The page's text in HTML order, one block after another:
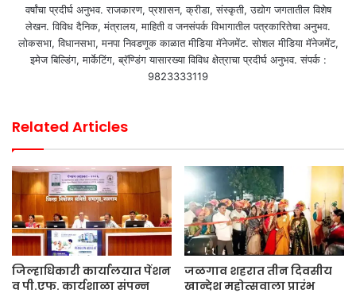
वर्षांचा प्रदीर्घ अनुभव. राजकारण, प्रशासन, क्रीडा, संस्कृती, उद्योग जगतातील विशेष
लेखन. विविध दैनिक, मंत्रालय, माहिती व जनसंपर्क विभागातील पत्रकारितेचा अनुभव.
लोकसभा, विधानसभा, मनपा निवडणूक काळात मीडिया मॅनेजमेंट. सोशल मीडिया मॅनेजमेंट,
इमेज बिल्डिंग, मार्केटिंग, ब्रॅण्डिंग यासारख्या विविध क्षेत्राचा प्रदीर्घ अनुभव. संपर्क :
9823333119
Related Articles
जिल्हाधिकारी कार्यालयात पेंशन
व पी.एफ. कार्यशाळा संपन्न
जळगाव शहरात तीन दिवसीय
खान्देश महोत्सवाला प्रारंभ